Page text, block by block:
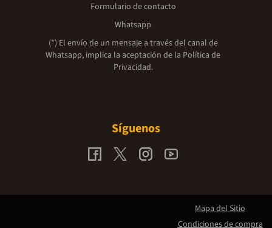
Formulario de contacto
Whatsapp
(*) El envío de un mensaje a través del canal de
Whatsapp, implica la aceptación de la Política de
Privacidad.
Síguenos
Mapa del Sitio
Condiciones de compra